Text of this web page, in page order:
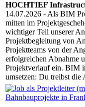
HOCHTIEF
14.07.2026 - Als BIM
mitten im
wichtiger Teil unserer
Projektbegleitung von
Projektteams von der
erfolgreichen Abnahme
Projektverlauf ein. BIM
umsetzen: Du treibst die